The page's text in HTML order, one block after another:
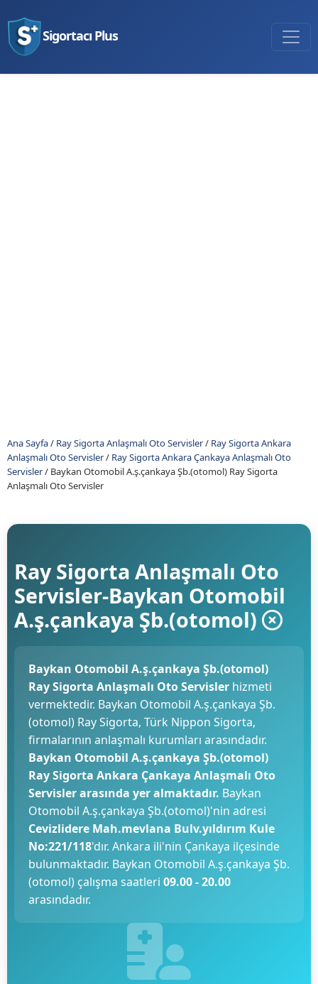
Sigortacı Plus
Ana Sayfa/ Ray Sigorta Anlaşmalı Oto Servisler/ Ray Sigorta Ankara
Anlaşmalı Oto Servisler/ Ray Sigorta Ankara Çankaya Anlaşmalı Oto
Servisler/ Baykan Otomobil A.ş.çankaya Şb.(otomol) Ray Sigorta
Anlaşmalı Oto Servisler
Ray Sigorta Anlaşmalı Oto
Servisler-Baykan Otomobil
A.ş.çankaya Şb.(otomol)
Baykan Otomobil A.ş.çankaya Şb.(otomol)
Ray Sigorta Anlaşmalı Oto Servisler hizmeti
vermektedir. Baykan Otomobil A.ş.çankaya Şb.
(otomol) Ray Sigorta, Türk Nippon Sigorta,
firmalarının anlaşmalı kurumları arasındadır.
Baykan Otomobil A.ş.çankaya Şb.(otomol)
Ray Sigorta Ankara Çankaya Anlaşmalı Oto
Servisler arasında yer almaktadır. Baykan
Otomobil A.ş.çankaya Şb.(otomol)'nin adresi
Cevizlidere Mah.mevlana Bulv.yıldırım Kule
No:221/118'dır. Ankara ili'nin Çankaya ilçesinde
bulunmaktadır. Baykan Otomobil A.ş.çankaya Şb.
(otomol) çalışma saatleri 09.00 - 20.00
arasındadır.